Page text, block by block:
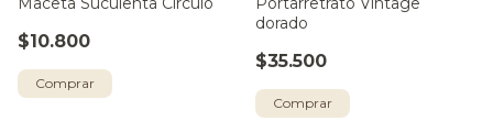
$10.800
dorado
$35.500